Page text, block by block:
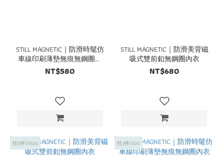
STILL MAGNETIC｜防滑時髦仿
車線印刷薄墊無痕無鋼圈內
衣
NT$580
STILL MAGNETIC｜防滑美背磁
吸式雙前釦無鋼圈內衣
NT$680
任3件$1500 任3件1500